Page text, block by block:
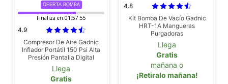
OFERTA BOMBA
Finaliza en:01:57:53
4.9
Compresor De Aire Gadnic
Inflador Portátil 150 Psi Alta
Presión Pantalla Digital
Llega
Gratis
4.8
Kit Bomba De Vacío Gadnic
HRT-1A Mangueras
Purgadoras
Llega
Gratis
mañana o
¡Retiralo mañana!